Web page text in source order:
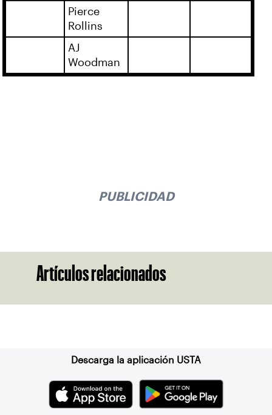
Pierce
Rollins
AJ
Woodman
PUBLICIDAD
Artículos relacionados
Descarga la aplicación USTA